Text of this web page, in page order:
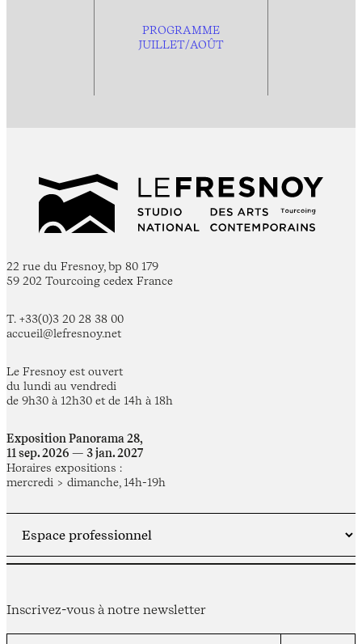
PROGRAMME
JUILLET/AOÛT
22 rue du Fresnoy, bp 80 179
59 202 Tourcoing cedex France
T. +33(0)3 20 28 38 00
accueil@lefresnoy.net
Le Fresnoy est ouvert
du lundi au vendredi
de 9h30 à 12h30 et de 14h à 18h
Exposition Panorama 28,
11 sep. 2026 — 3 jan. 2027
Horaires expositions :
mercredi > dimanche, 14h-19h
Inscrivez-vous à notre newsletter